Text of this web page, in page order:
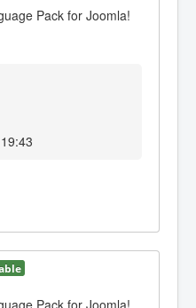
Pack for Joomla!
Pack for Joomla!